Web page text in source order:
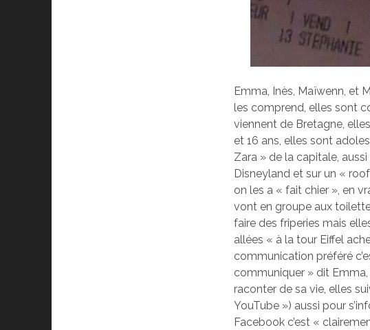
Emma, Inès, Maïwenn, et
les comprend, elles sont
viennent de Bretagne,
et 16 ans, elles sont
Zara » de la capitale,
Disneyland et sur un «
on les a « fait chier », en
vont en groupe aux
faire des friperies mais
allées « à la tour Eiffel
communication préféré
communiquer » dit Emma,
raconter de sa vie, elles
YouTube ») aussi pour
Facebook c’est «